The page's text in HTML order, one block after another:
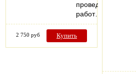
проведении
работ…
2 750 руб Купить